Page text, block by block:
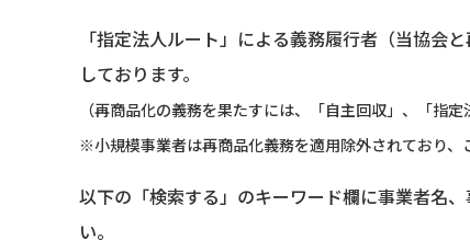
「指定法人ルート」による義務履行者（当協会
しております。
（再商品化の義務を果たすには、「自主回収」、「指
※小規模事業者は再商品化義務を適用除外されており、
以下の「検索する」のキーワード欄に事業者名
い。